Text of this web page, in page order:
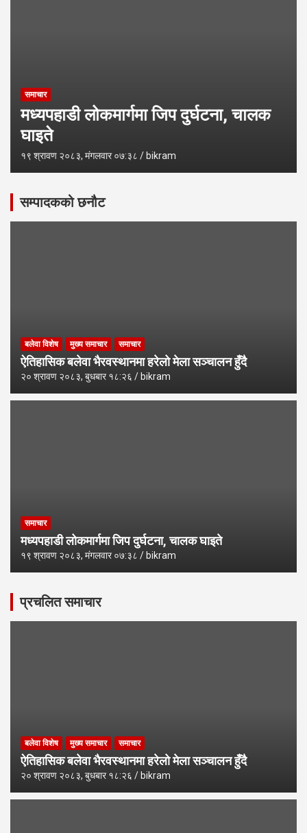
समाचार
मध्यपहाडी लोकमार्गमा जिप दुर्घटना, चालक
घाइते
१९ श्रावण २०८३, मंगलवार ०७:३८ bikram
सम्पादकको छनौट
बलेवा विशेष मुख्य समाचार समाचार
ऐतिहासिक बलेवा भैरवस्थानमा हरेलो मेला सञ्चालन हुँदै
२० श्रावण २०८३, बुधबार १८:२६ bikram
समाचार
मध्यपहाडी लोकमार्गमा जिप दुर्घटना, चालक घाइते
१९ श्रावण २०८३, मंगलवार ०७:३८ bikram
प्रचलित समाचार
बलेवा विशेष मुख्य समाचार समाचार
ऐतिहासिक बलेवा भैरवस्थानमा हरेलो मेला सञ्चालन हुँदै
२० श्रावण २०८३, बुधबार १८:२६ bikram